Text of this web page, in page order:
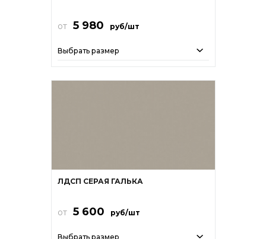
от 5 980 руб/шт
Выбрать размер
ЛДСП СЕРАЯ ГАЛЬКА
от 5 600 руб/шт
Выбрать размер